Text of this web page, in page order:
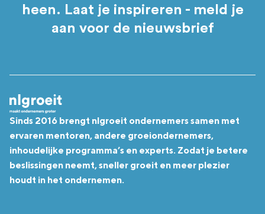
heen. Laat je inspireren - meld je
aan voor de nieuwsbrief
Sinds 2016 brengt nlgroeit ondernemers samen met
ervaren mentoren, andere groeiondernemers,
inhoudelijke programma’s en experts. Zodat je betere
beslissingen neemt, sneller groeit en meer plezier
houdt in het ondernemen.